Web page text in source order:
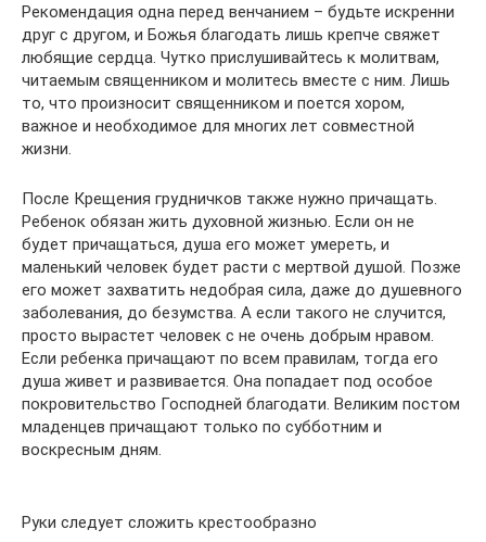
Рекомендация одна перед венчанием – будьте искренни
друг с другом, и Божья благодать лишь крепче свяжет
любящие сердца. Чутко прислушивайтесь к молитвам,
читаемым священником и молитесь вместе с ним. Лишь
то, что произносит священником и поется хором,
важное и необходимое для многих лет совместной
жизни.
После Крещения грудничков также нужно причащать.
Ребенок обязан жить духовной жизнью. Если он не
будет причащаться, душа его может умереть, и
маленький человек будет расти с мертвой душой. Позже
его может захватить недобрая сила, даже до душевного
заболевания, до безумства. А если такого не случится,
просто вырастет человек с не очень добрым нравом.
Если ребенка причащают по всем правилам, тогда его
душа живет и развивается. Она попадает под особое
покровительство Господней благодати. Великим постом
младенцев причащают только по субботним и
воскресным дням.
Руки следует сложить крестообразно